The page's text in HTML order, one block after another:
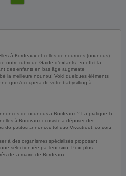
à Bordeaux et celles de nourrices (nounous)
notre rubrique Garde d’enfants; en effet la
des enfants en bas âge augmente
la meilleure nounou! Voici quelques éléments
qui s’occupera de votre babysitting à
de nounous à Bordeaux ? La pratique la
à Bordeaux consiste à déposer des
de petites annonces tel que Vivastreet, ce sera
à des organismes spécialisés proposant
sélectionnée par leur soin. Pour plus
de la mairie de Bordeaux.